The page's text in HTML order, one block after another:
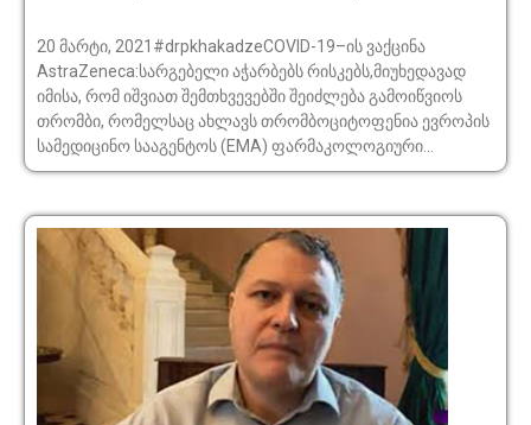
20 მარტი, 2021#drpkhakadzeCOVID-19–ის ვაქცინა
AstraZeneca:სარგებელი აჭარბებს რისკებს,მიუხედავად
იმისა, რომ იშვიათ შემთხვევებში შეიძლება გამოიწვიოს
თრომბი, რომელსაც ახლავს თრომბოციტოფენია ევროპის
სამედიცინო სააგენტოს (EMA) ფარმაკოლოგიური...